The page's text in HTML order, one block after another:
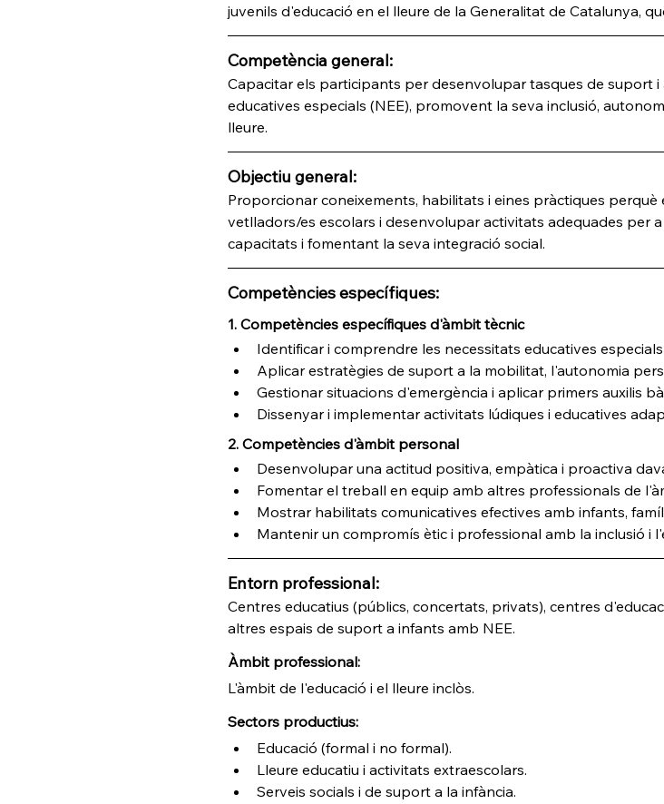
juvenils d'educació en el lleure de la Generalitat de Catalunya,
Competència general:
Capacitar els participants per desenvolupar tasques de suport
educatives especials (NEE), promovent la seva inclusió,
lleure.
Objectiu general:
Proporcionar coneixements, habilitats i eines pràctiques
vetlladors/es escolars i desenvolupar activitats adequades per
capacitats i fomentant la seva integració social.
Competències específiques:
1. Competències específiques d'àmbit tècnic
Identificar i comprendre les necessitats educatives
Aplicar estratègies de suport a la mobilitat, l'autonomia
Gestionar situacions d'emergència i aplicar primers auxilis
Dissenyar i implementar activitats lúdiques i educatives
2. Competències d'àmbit personal
Desenvolupar una actitud positiva, empàtica i proactiva
Fomentar el treball en equip amb altres professionals de
Mostrar habilitats comunicatives efectives amb infants,
Mantenir un compromís ètic i professional amb la inclusió i
Entorn professional:
Centres educatius (públics, concertats, privats), centres
altres espais de suport a infants amb NEE.
Àmbit professional:
L'àmbit de l'educació i el lleure inclòs.
Sectors productius:
Educació (formal i no formal).
Lleure educatiu i activitats extraescolars.
Serveis socials i de suport a la infància.